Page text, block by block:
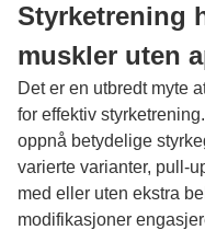
Styrketrening
muskler uten
Det er en utbredt myte
for effektiv
oppnå betydelige
varierte varianter, pull-
med eller uten ekstra
modifikasjoner